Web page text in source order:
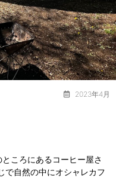
2023年4月
ころにあるコーヒー屋さ
で自然の中にオシャレカフ